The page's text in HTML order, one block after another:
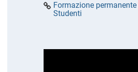
Formazione
Studenti